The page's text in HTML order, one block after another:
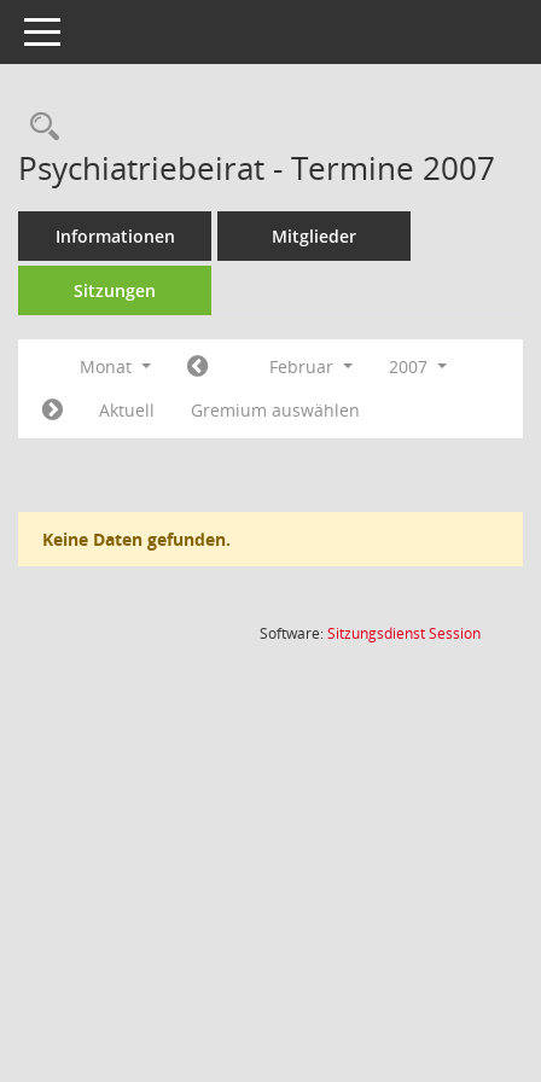
Toggle navigation
Rechercheauswahl
Psychiatriebeirat - Termine 2007
Informationen Mitglieder
Sitzungen
Monat Februar
2007
Aktuell
Gremium auswählen
Keine Daten gefunden.
Software:SitzungsdienstSession(Wird in